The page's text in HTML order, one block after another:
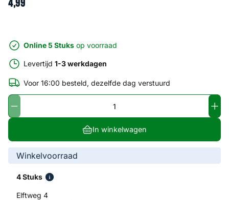
4,99
Online 5 Stuks op voorraad
Levertijd 1-3 werkdagen
Voor 16:00 besteld, dezelfde dag verstuurd
In winkelwagen
Winkelvoorraad
4 Stuks
Elftweg 4